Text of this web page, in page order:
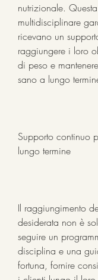
nutrizionale.
multidisciplinare
ricevano un
raggiungere i loro
di peso e
sano a lungo
Supporto continuo
lungo termine
Il raggiungimento
desiderata non è
seguire un
disciplina e una
fortuna, fornire